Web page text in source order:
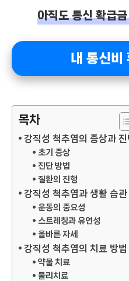
아직도 통신 확급
내 통신비
목차
강직성 척추염의 증상과 진
초기 증상
진단 방법
질환의 진행
강직성 척추염과 생활 습관
운동의 중요성
스트레칭과 유연성
올바른 자세
강직성 척추염의 치료 방법
약물 치료
물리치료